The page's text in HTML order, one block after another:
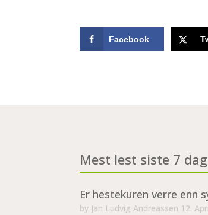
Facebook
Mest lest siste 7
Er hestekuren verre enn
by Jan Ludvig Andreassen 12.